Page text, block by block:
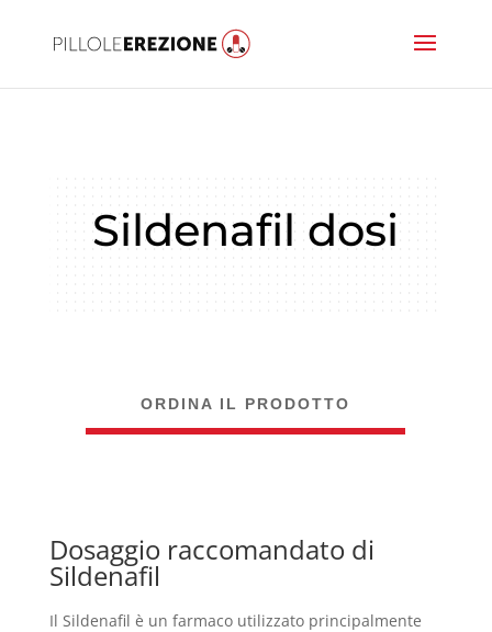
Sildenafil dosi
ORDINA IL PRODOTTO
Dosaggio raccomandato di
Sildenafil
Il Sildenafil è un farmaco utilizzato principalmente